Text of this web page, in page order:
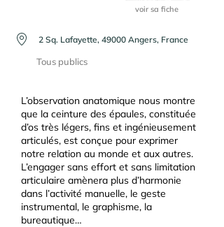
voir sa fiche
2 Sq. Lafayette, 49000 Angers, France
Tous publics
L’observation anatomique nous montre
que la ceinture des épaules, constituée
d’os très légers, fins et ingénieusement
articulés, est conçue pour exprimer
notre relation au monde et aux autres.
L’engager sans effort et sans limitation
articulaire amènera plus d’harmonie
dans l’activité manuelle, le geste
instrumental, le graphisme, la
bureautique…